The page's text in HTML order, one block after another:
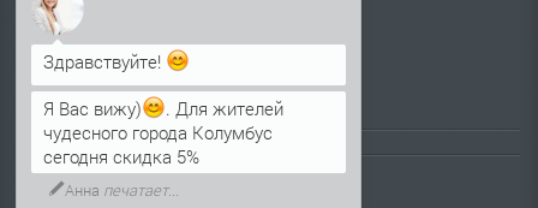
Лист х/к
Просечно-вытяжной лист (ПВЛ)
Лист рифленый
Лист оцинкованный
Трубы
Трубы горячедеформированные
Здравствуйте!
Я Вас вижу)
. Для жителей
чудесного города Колумбус
сегодня скидка 5%